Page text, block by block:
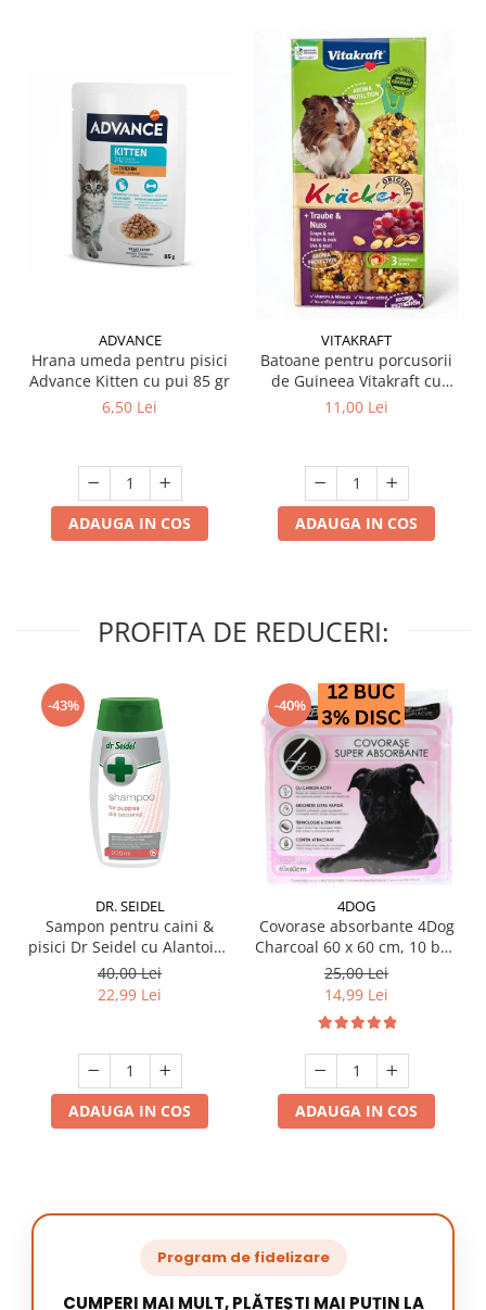
ADVANCE
Hrana umeda pentru pisici
Advance Kitten cu pui 85 gr
6,50 Lei
ADAUGA IN COS
VITAKRAFT
Batoane pentru porcusorii
de Guineea Vitakraft cu
struguri & nuci 2 buc
11,00 Lei
ADAUGA IN COS
PROFITA DE REDUCERI:
-43%
DR. SEIDEL
Sampon pentru caini &
pisici Dr Seidel cu Alantoina
220 ml
40,00 Lei
22,99 Lei
ADAUGA IN COS
-40%
4DOG
Covorase absorbante 4Dog
Charcoal 60 x 60 cm, 10 buc
/ pachet
25,00 Lei
14,99 Lei
ADAUGA IN COS
Program de fidelizare
CUMPERI MAI MULT, PLĂTEȘTI MAI PUȚIN LA